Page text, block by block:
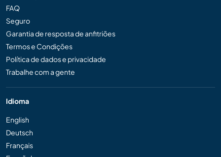
FAQ
Seguro
Garantia de resposta de anfitriões
Termos e Condições
Política de dados e privacidade
Trabalhe com a gente
Idioma
English
Deutsch
Français